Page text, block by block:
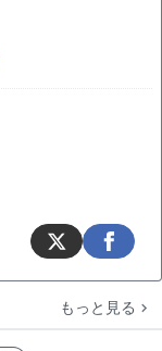
もっと見る